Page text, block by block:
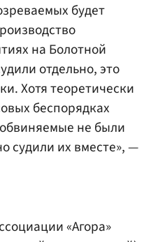
будет
на Болотной
отдельно, это
Хотя теоретически
беспорядках
не были
судили их вместе», —
«Агора»